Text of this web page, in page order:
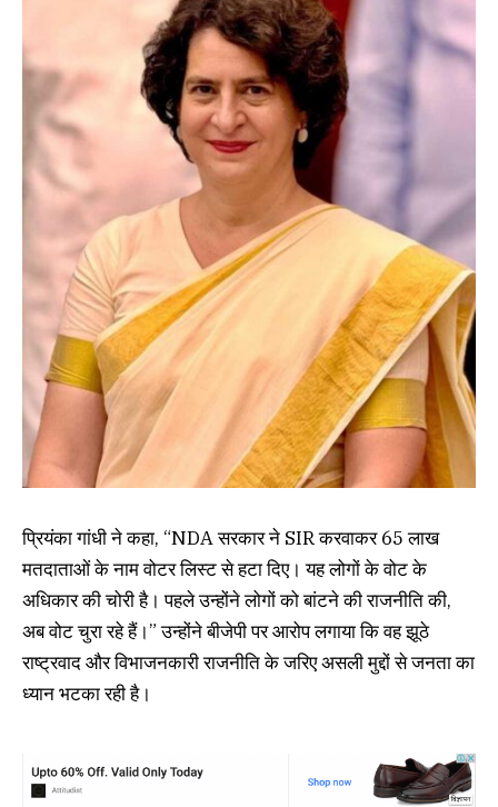
प्रियंका गांधी ने कहा, “NDA सरकार ने SIR करवाकर 65 लाख
मतदाताओं के नाम वोटर लिस्ट से हटा दिए। यह लोगों के वोट के
अधिकार की चोरी है। पहले उन्होंने लोगों को बांटने की राजनीति की,
अब वोट चुरा रहे हैं।” उन्होंने बीजेपी पर आरोप लगाया कि वह झूठे
राष्ट्रवाद और विभाजनकारी राजनीति के जरिए असली मुद्दों से जनता का
ध्यान भटका रही है।